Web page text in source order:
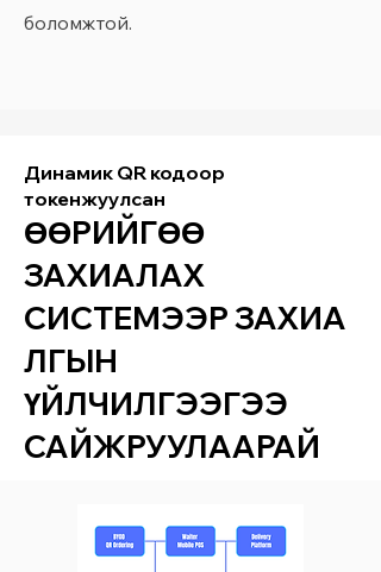
боломжтой.
Динамик QR кодоор
токенжуулсан
ӨӨРИЙГӨӨ
ЗАХИАЛАХ
СИСТЕМЭЭР ЗАХИА
ЛГЫН
ҮЙЛЧИЛГЭЭГЭЭ
САЙЖРУУЛААРАЙ